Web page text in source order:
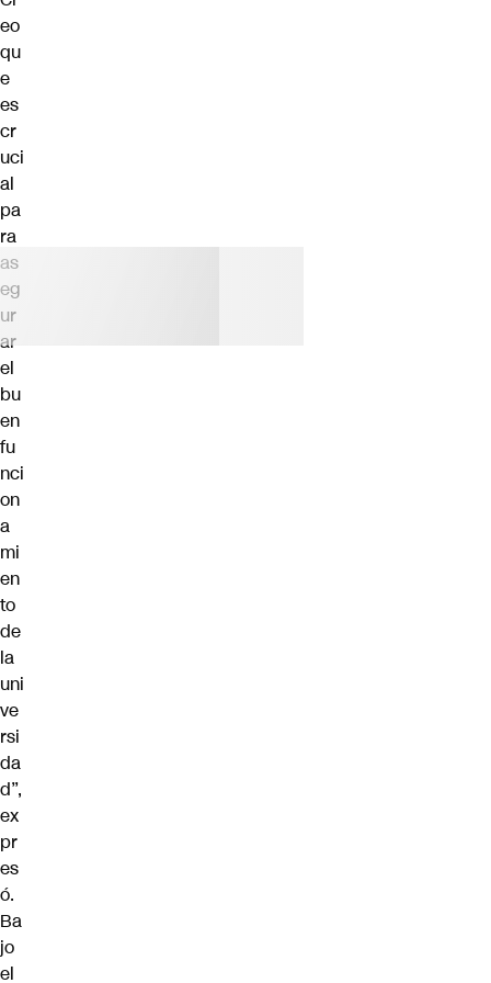
eo
qu
e
es
cr
uci
al
pa
ra
as
eg
ur
ar
el
bu
en
fu
nci
on
a
mi
en
to
de
la
uni
ve
rsi
da
d”,
ex
pr
es
ó.
Ba
jo
el